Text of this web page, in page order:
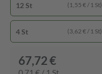
12 St (1,55 € / 1 St)
4 St (3,62 € / 1 St)
67,72 €